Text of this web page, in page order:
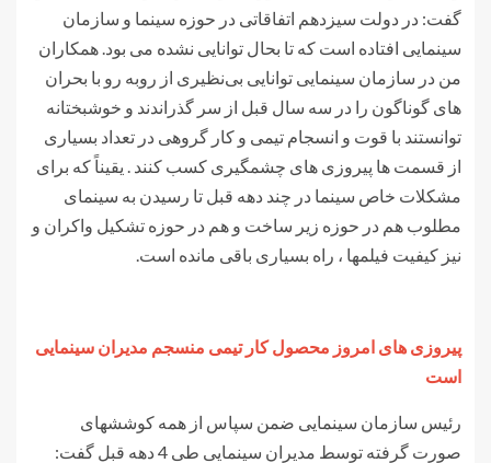
گفت: در دولت سیزدهم اتفاقاتی در حوزه سینما و سازمان
سینمایی افتاده است که تا بحال توانایی نشده می بود. همکاران
من در سازمان سینمایی توانایی بی‌نظیری از روبه رو با بحران
های گوناگون را در سه سال قبل از سر گذراندند و خوشبختانه
توانستند با قوت و انسجام تیمی و کار گروهی در تعداد بسیاری
از قسمت ها پیروزی های چشمگیری کسب کنند . یقیناً که برای
مشکلات خاص سینما در چند دهه قبل تا رسیدن به سینمای
مطلوب هم در حوزه زیر ساخت و هم در حوزه تشکیل واکران و
نیز کیفیت فیلمها ، راه بسیاری باقی مانده است.
پیروزی های امروز محصول کار تیمی منسجم مدیران سینمایی
است
رئیس سازمان سینمایی ضمن سپاس از همه کوششهای
صورت گرفته توسط مدیران سینمایی طی 4 دهه قبل گفت: